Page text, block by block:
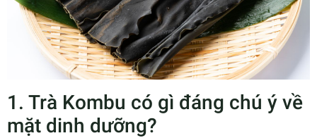
1. Trà Kombu có gì đáng chú ý về
mặt dinh dưỡng?